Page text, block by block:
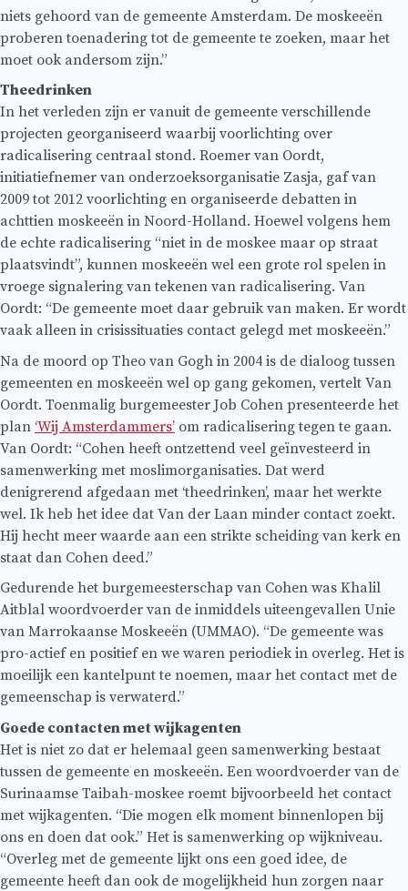
niets gehoord van de gemeente Amsterdam. De moskeeën
proberen toenadering tot de gemeente te zoeken, maar het
moet ook andersom zijn.”
Theedrinken
In het verleden zijn er vanuit de gemeente verschillende
projecten georganiseerd waarbij voorlichting over
radicalisering centraal stond. Roemer van Oordt,
initiatiefnemer van onderzoeksorganisatie Zasja, gaf van
2009 tot 2012 voorlichting en organiseerde debatten in
achttien moskeeën in Noord-Holland. Hoewel volgens hem
de echte radicalisering “niet in de moskee maar op straat
plaatsvindt”, kunnen moskeeën wel een grote rol spelen in
vroege signalering van tekenen van radicalisering. Van
Oordt: “De gemeente moet daar gebruik van maken. Er wordt
vaak alleen in crisissituaties contact gelegd met moskeeën.”
Na de moord op Theo van Gogh in 2004 is de dialoog tussen
gemeenten en moskeeën wel op gang gekomen, vertelt Van
Oordt. Toenmalig burgemeester Job Cohen presenteerde het
plan ‘Wij Amsterdammers’ om radicalisering tegen te gaan.
Van Oordt: “Cohen heeft ontzettend veel geïnvesteerd in
samenwerking met moslimorganisaties. Dat werd
denigrerend afgedaan met ‘theedrinken’, maar het werkte
wel. Ik heb het idee dat Van der Laan minder contact zoekt.
Hij hecht meer waarde aan een strikte scheiding van kerk en
staat dan Cohen deed.”
Gedurende het burgemeesterschap van Cohen was Khalil
Aitblal woordvoerder van de inmiddels uiteengevallen Unie
van Marrokaanse Moskeeën (UMMAO). “De gemeente was
pro-actief en positief en we waren periodiek in overleg. Het is
moeilijk een kantelpunt te noemen, maar het contact met de
gemeenschap is verwaterd.”
Goede contacten met wijkagenten
Het is niet zo dat er helemaal geen samenwerking bestaat
tussen de gemeente en moskeeën. Een woordvoerder van de
Surinaamse Taibah-moskee roemt bijvoorbeeld het contact
met wijkagenten. “Die mogen elk moment binnenlopen bij
ons en doen dat ook.” Het is samenwerking op wijkniveau.
“Overleg met de gemeente lijkt ons een goed idee, de
gemeente heeft dan ook de mogelijkheid hun zorgen naar